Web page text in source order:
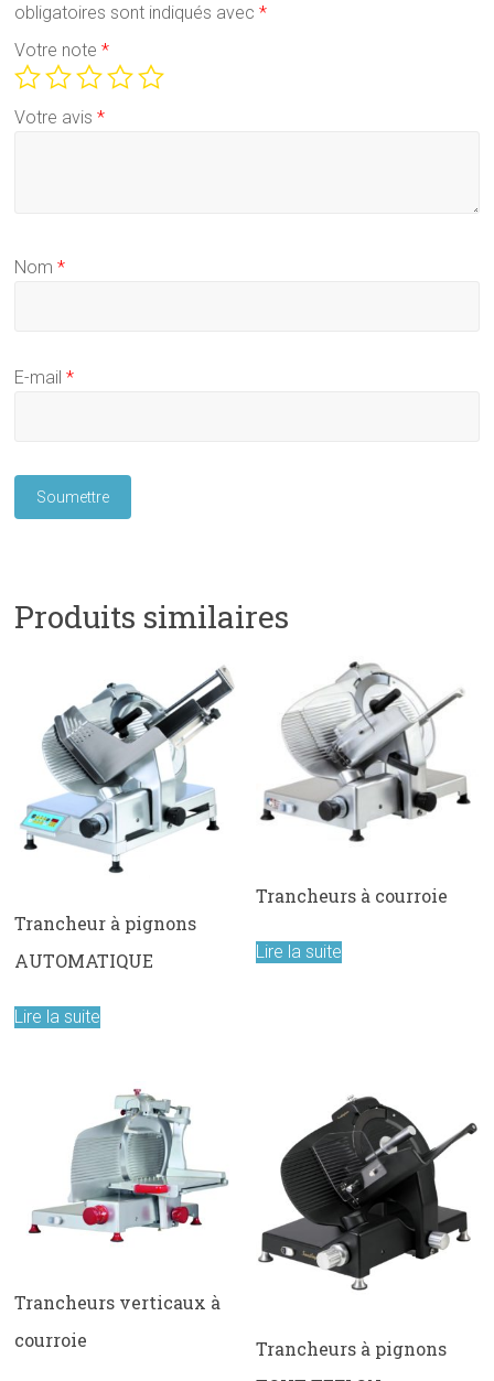
obligatoires sont indiqués avec*
Votre note*
Votre avis*
Nom*
E-mail*
Produits similaires
Trancheur à pignons
AUTOMATIQUE
Lire la suite
Trancheurs à courroie
Lire la suite
Trancheurs verticaux à
courroie
Trancheurs à pignons